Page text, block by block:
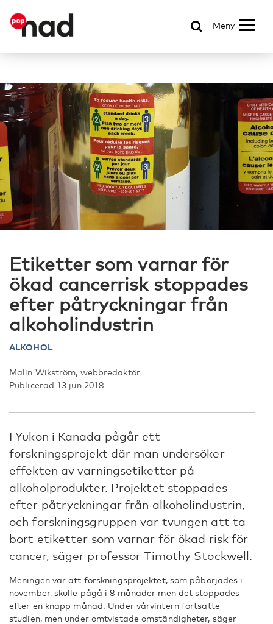
Meny
Etiketter som varnar för
ökad cancerrisk stoppades
efter påtryckningar från
alkoholindustrin
ALKOHOL
Malin Wikström, webbredaktör
Publicerad 13 jun 2018
I Yukon i Kanada pågår ett
forskningsprojekt där man undersöker
effekten av varningsetiketter på
alkoholprodukter. Projektet stoppades
efter påtryckningar från alkoholindustrin,
och forskningsgruppen var tvungen att ta
bort etiketter som varnar för ökad risk för
cancer, säger professor Timothy Stockwell.
Meningen var att forskningsprojektet, som påbörjades i
november, skulle pågå i 8 månader men det stoppades
efter en knapp månad. Under vårvintern fortsatte
studien, men under omtvistade omständigheter, säger